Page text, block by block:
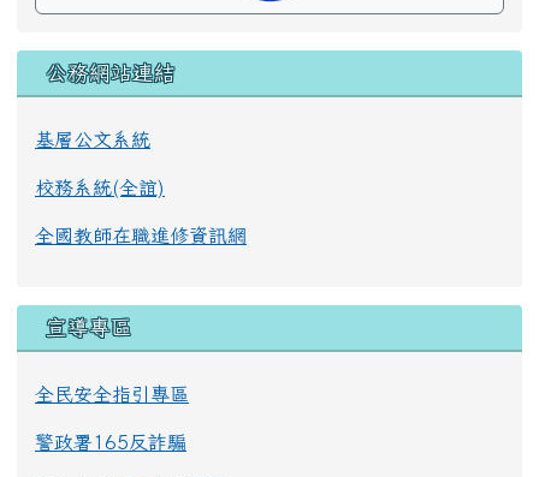
公務網站連結
基層公文系統
校務系統(全誼)
全國教師在職進修資訊網
宣導專區
全民安全指引專區
警政署165反詐騙